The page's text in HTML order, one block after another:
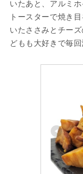
いたあと、アルミ
トースターで焼き
いたささみとチー
どもも大好きで毎回